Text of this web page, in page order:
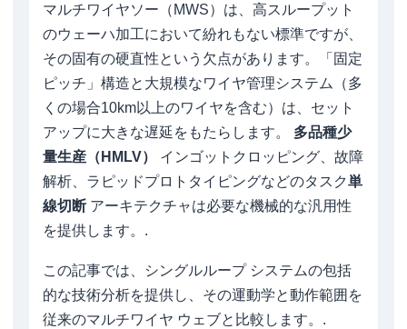
マルチワイヤソー（MWS）は、高スループット
のウェーハ加工において紛れもない標準ですが、
その固有の硬直性という欠点があります。「固定
ピッチ」構造と大規模なワイヤ管理システム（多
くの場合10km以上のワイヤを含む）は、セット
アップに大きな遅延をもたらします。 多品種少
量生産（HMLV）
インゴットクロッピング、故障
解析、ラピッドプロトタイピングなどのタスク単
線切断 アーキテクチャは必要な機械的な汎用性
を提供します。.
この記事では、シングルループ システムの包括
的な技術分析を提供し、その運動学と動作範囲を
従来のマルチワイヤ ウェブと比較します。.